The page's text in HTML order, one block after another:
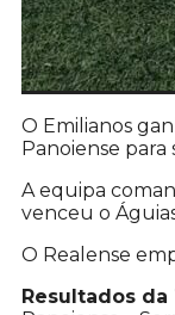
O Emilianos
Panoiense para
A equipa
venceu o
O Realense
Resultados da